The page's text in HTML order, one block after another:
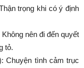
trọng khi có ý định
nên đi đến quyết
tỏ.
Chuyện tình cảm trục